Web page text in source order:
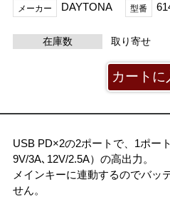
メーカー DAYTONA 型番
在庫数 取り寄せ
USB PD×2の2ポートで、1ポー
9V/3A､12V/2.5A）の高出力。
メインキーに連動するのでバッ
せん。